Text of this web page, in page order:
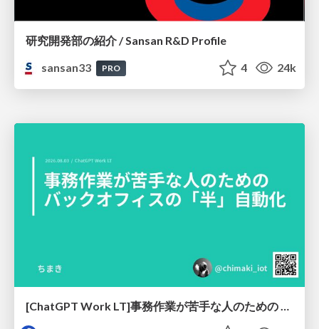
研究開発部の紹介 / Sansan R&D Profile
sansan33
PRO 4 24k